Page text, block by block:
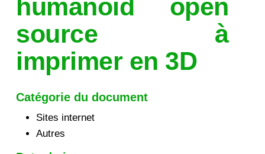
humanoid open
source à
imprimer en 3D
Catégorie du document
Sites internet
Autres